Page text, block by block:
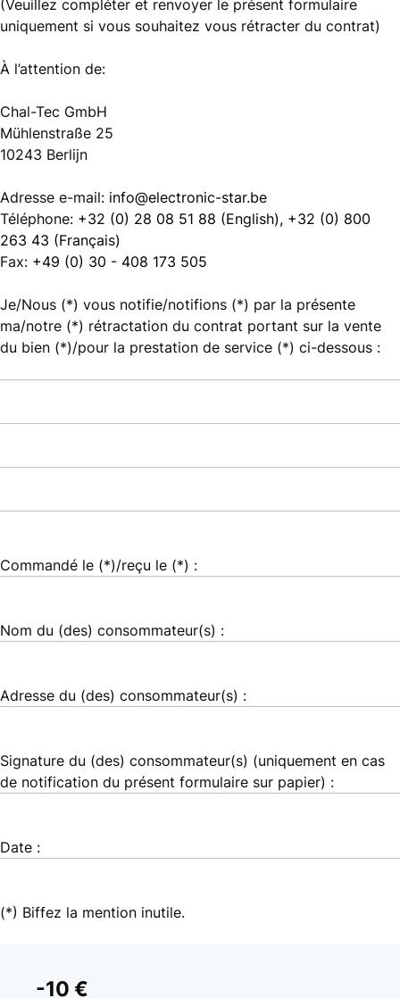
(Veuillez compléter et renvoyer le présent formulaire
uniquement si vous souhaitez vous rétracter du contrat)
À l’attention de:
Chal-Tec GmbH
Mühlenstraße 25
10243 Berlijn
Adresse e-mail: info@electronic-star.be
Téléphone: +32 (0) 28 08 51 88 (English), +32 (0) 800
263 43 (Français)
Fax: +49 (0) 30 - 408 173 505
Je/Nous (*) vous notifie/notifions (*) par la présente
ma/notre (*) rétractation du contrat portant sur la vente
du bien (*)/pour la prestation de service (*) ci-dessous :
Commandé le (*)/reçu le (*) :
Nom du (des) consommateur(s) :
Adresse du (des) consommateur(s) :
Signature du (des) consommateur(s) (uniquement en cas
de notification du présent formulaire sur papier) :
Date :
(*) Biffez la mention inutile.
-10 €